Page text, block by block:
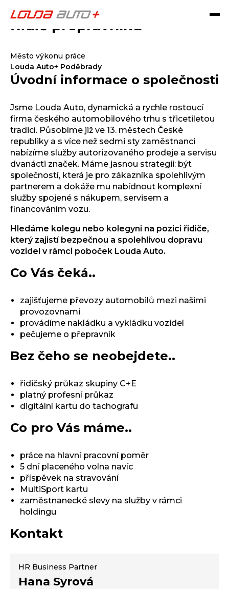
Řidič přepravníku
Město výkonu práce
Louda Auto+ Poděbrady
Úvodní informace o společnosti
Jsme Louda Auto, dynamická a rychle rostoucí
firma českého automobilového trhu s třicetiletou
tradicí. Působíme již ve 13. městech České
republiky a s více než sedmi sty zaměstnanci
nabízíme služby autorizovaného prodeje a servisu
dvanácti značek. Máme jasnou strategii: být
společností, která je pro zákazníka spolehlivým
partnerem a dokáže mu nabídnout komplexní
služby spojené s nákupem, servisem a
financováním vozu.
Hledáme kolegu nebo kolegyni na pozici řidiče,
který zajistí bezpečnou a spolehlivou dopravu
vozidel v rámci poboček Louda Auto.
Co Vás čeká..
zajišťujeme převozy automobilů mezi našimi
provozovnami
provádíme nakládku a vykládku vozidel
pečujeme o přepravník
Bez čeho se neobejdete..
řidičský průkaz skupiny C+E
platný profesní průkaz
digitální kartu do tachografu
Co pro Vás máme..
práce na hlavní pracovní poměr
5 dní placeného volna navíc
příspěvek na stravování
MultiSport kartu
zaměstnanecké slevy na služby v rámci
holdingu
Kontakt
HR Business Partner
Hana Syrová